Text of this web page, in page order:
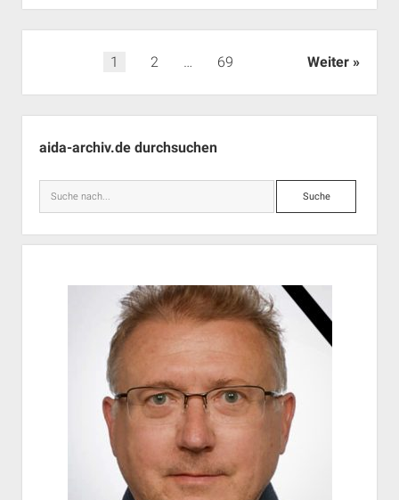
zwischen
Trambahnen
Seitennummerierung
1 2 … 69 Weiter
aida-archiv.de durchsuchen
Suche